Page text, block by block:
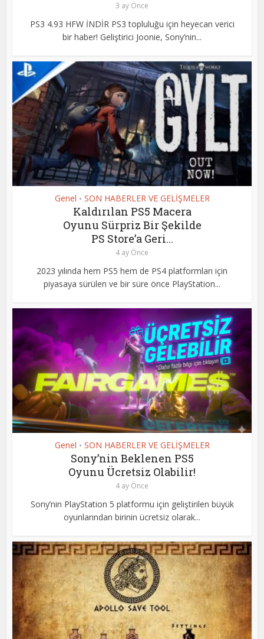
3 ay Önce
PS3 4.93 HFW İNDİR PS3 topluluğu için heyecan verici
bir haber! Geliştirici Joonie, Sony’nin...
Genel • SON HABERLER VE GELİŞMELER
Kaldırılan PS5 Macera
Oyunu Sürpriz Bir Şekilde
PS Store’a Geri...
4 ay Önce
2023 yılında hem PS5 hem de PS4 platformları için
piyasaya sürülen ve bir süre önce PlayStation...
Genel • SON HABERLER VE GELİŞMELER
Sony’nin Beklenen PS5
Oyunu Ücretsiz Olabilir!
4 ay Önce
Sony’nin PlayStation 5 platformu için geliştirilen büyük
oyunlarından birinin ücretsiz olarak...